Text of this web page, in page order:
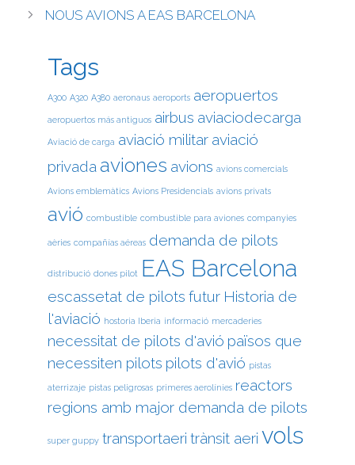
NOUS AVIONS A EAS BARCELONA
Tags
A300 A320 A380 aeronaus aeroports aeropuertos
aeropuertos más antiguos airbus aviaciodecarga
Aviació de carga aviació militar aviació
privada aviones avions avions comercials
Avions emblemàtics Avions Presidencials avions privats
avió combustible combustible para aviones companyies
aèries compañías aéreas demanda de pilots
distribució dones pilot EAS Barcelona
escassetat de pilots futur Historia de
l'aviació hostoria Iberia informació mercaderies
necessitat de pilots d'avió països que
necessiten pilots pilots d'avió pistas
aterrizaje pistas peligrosas primeres aerolínies reactors
regions amb major demanda de pilots
super guppy transportaeri trànsit aeri vols